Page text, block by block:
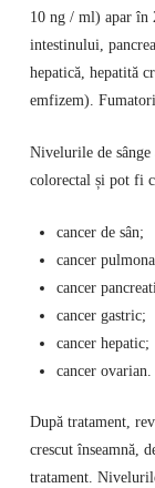
10 ng / ml) apar în
intestinului,
hepatică, hepatită
emfizem).
Nivelurile de sânge
colorectal și pot fi
cancer de sân;
cancer
cancer
cancer gastric;
cancer hepatic;
cancer ovarian.
După tratament,
crescut înseamnă,
tratament.